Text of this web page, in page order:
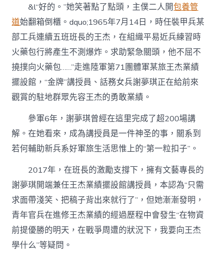
&l“好的。”她笑著點了點頭，主僕二人開包養管
道始翻箱倒櫃。dquo;1965年7月14日，時任裝甲兵某
部工兵連續五班班長的王杰，在組織平易近兵練習時
火藥包行將產生不測爆炸。求助緊急關頭，他不屈不
撓撲向火藥包……”走進陸軍第71團體軍某旅王杰業績
擺設館，“金牌”講授員、話務女兵謝夢琪正在給前來
觀賞的駐地群眾先容王杰的勇敢業績。
參軍6年，謝夢琪曾經在這里完成了超200場講
解。在她看來，成為講授員是一件神圣的事，關系到
若何輔助新兵系好軍旅生活思惟上的“第一粒扣子”。
2017年，在班長的激勵支撐下，擁有文藝專長的
謝夢琪開端兼任王杰業績擺設館講授員，本認為“只需
求面帶淺笑、把稿子背出來就行了”，但她漸漸發明，
青年官兵在進修王杰業績的經過歷程中會發生“在物資
前提優勝的明天，在戰爭周遭的狀況下，我要向王杰
學什么”等疑問。